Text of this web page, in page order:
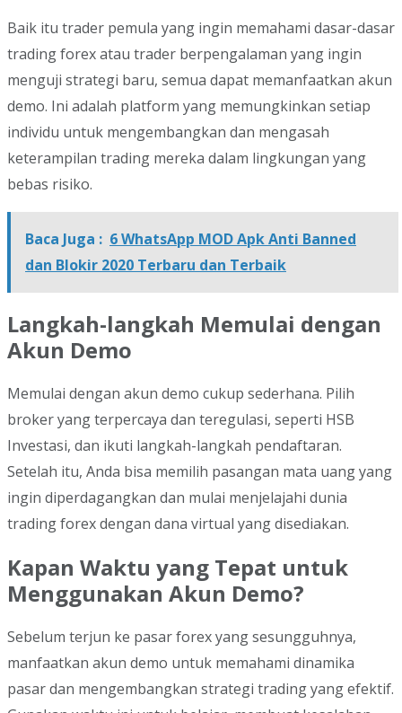
Baik itu trader pemula yang ingin memahami dasar-dasar
trading forex atau trader berpengalaman yang ingin
menguji strategi baru, semua dapat memanfaatkan akun
demo. Ini adalah platform yang memungkinkan setiap
individu untuk mengembangkan dan mengasah
keterampilan trading mereka dalam lingkungan yang
bebas risiko.
Baca Juga : 6 WhatsApp MOD Apk Anti Banned
dan Blokir 2020 Terbaru dan Terbaik
Langkah-langkah Memulai dengan
Akun Demo
Memulai dengan akun demo cukup sederhana. Pilih
broker yang terpercaya dan teregulasi, seperti HSB
Investasi, dan ikuti langkah-langkah pendaftaran.
Setelah itu, Anda bisa memilih pasangan mata uang yang
ingin diperdagangkan dan mulai menjelajahi dunia
trading forex dengan dana virtual yang disediakan.
Kapan Waktu yang Tepat untuk
Menggunakan Akun Demo?
Sebelum terjun ke pasar forex yang sesungguhnya,
manfaatkan akun demo untuk memahami dinamika
pasar dan mengembangkan strategi trading yang efektif.